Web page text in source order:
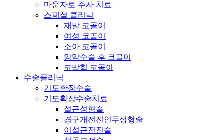
마운자로 주사 치료
스페셜 클리닉
재발 코골이
여성 코골이
소아 코골이
양약수술 후 코골이
코막힘 코골이
수술클리닉
기도확장수술
기도확장수술치료
설근성형술
경구개전진인두성형술
이설근전진술